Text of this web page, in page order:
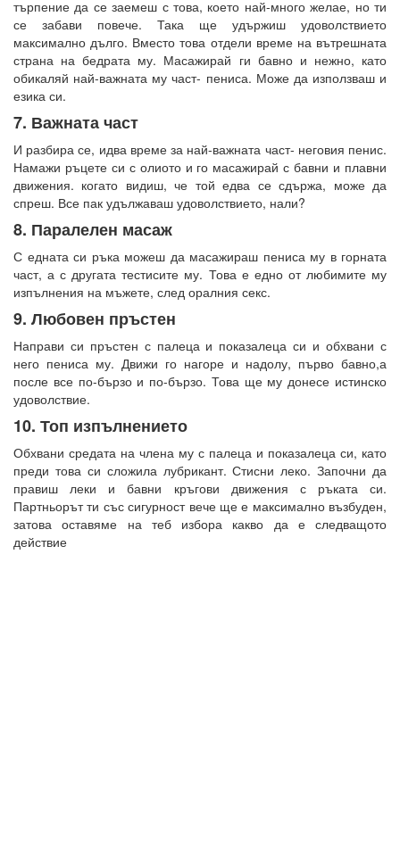
търпение да се заемеш с това, което най-много желае, но ти
се забави повече. Така ще удържиш удоволствието
максимално дълго. Вместо това отдели време на вътрешната
страна на бедрата му. Масажирай ги бавно и нежно, като
обикаляй най-важната му част- пениса. Може да използваш и
езика си.
7. Важната част
И разбира се, идва време за най-важната част- неговия пенис.
Намажи ръцете си с олиото и го масажирай с бавни и плавни
движения. когато видиш, че той едва се сдържа, може да
спреш. Все пак удължаваш удоволствието, нали?
8. Паралелен масаж
С едната си ръка можеш да масажираш пениса му в горната
част, а с другата тестисите му. Това е едно от любимите му
изпълнения на мъжете, след оралния секс.
9. Любовен пръстен
Направи си пръстен с палеца и показалеца си и обхвани с
него пениса му. Движи го нагоре и надолу, първо бавно,а
после все по-бързо и по-бързо. Това ще му донесе истинско
удоволствие.
10. Топ изпълнението
Обхвани средата на члена му с палеца и показалеца си, като
преди това си сложила лубрикант. Стисни леко. Започни да
правиш леки и бавни кръгови движения с ръката си.
Партньорът ти със сигурност вече ще е максимално възбуден,
затова оставяме на теб избора какво да е следващото
действие